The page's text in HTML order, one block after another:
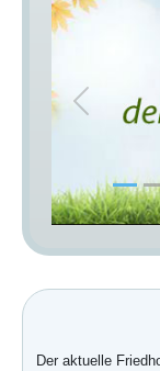
Previous
Der aktuelle